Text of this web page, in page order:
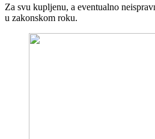
Za svu kupljenu, a eventualno
u zakonskom roku.